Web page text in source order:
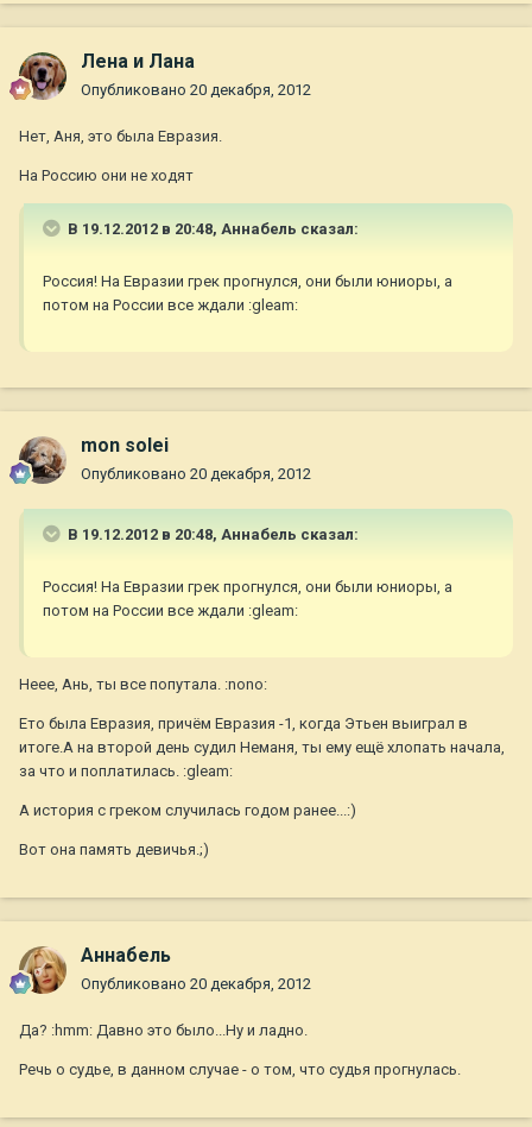
Лена и Лана
Опубликовано 20 декабря, 2012
Нет, Аня, это была Евразия.
На Россию они не ходят
В 19.12.2012 в 20:48, Aннaбель сказал:
Россия! На Евразии грек прогнулся, они были юниоры, а
потом на России все ждали :gleam:
mon solei
Опубликовано 20 декабря, 2012
В 19.12.2012 в 20:48, Aннaбель сказал:
Россия! На Евразии грек прогнулся, они были юниоры, а
потом на России все ждали :gleam:
Неее, Ань, ты все попутала. :nono:
Ето была Евразия, причём Евразия -1, когда Этьен выиграл в
итоге.А на второй день судил Неманя, ты ему ещё хлопать начала,
за что и поплатилась. :gleam:
А история с греком случилась годом ранее...:)
Вот она память девичья.;)
Aннaбель
Опубликовано 20 декабря, 2012
Да? :hmm: Давно это было...Ну и ладно.
Речь о судье, в данном случае - о том, что судья прогнулась.